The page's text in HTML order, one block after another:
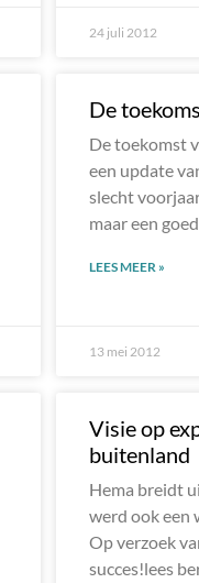
24 juli 2012
De
De toekomst
een update
slecht
maar een
LEES MEER »
13 mei 2012
Visie op
buitenland
Hema breidt
werd ook een
Op verzoek
succes!lees